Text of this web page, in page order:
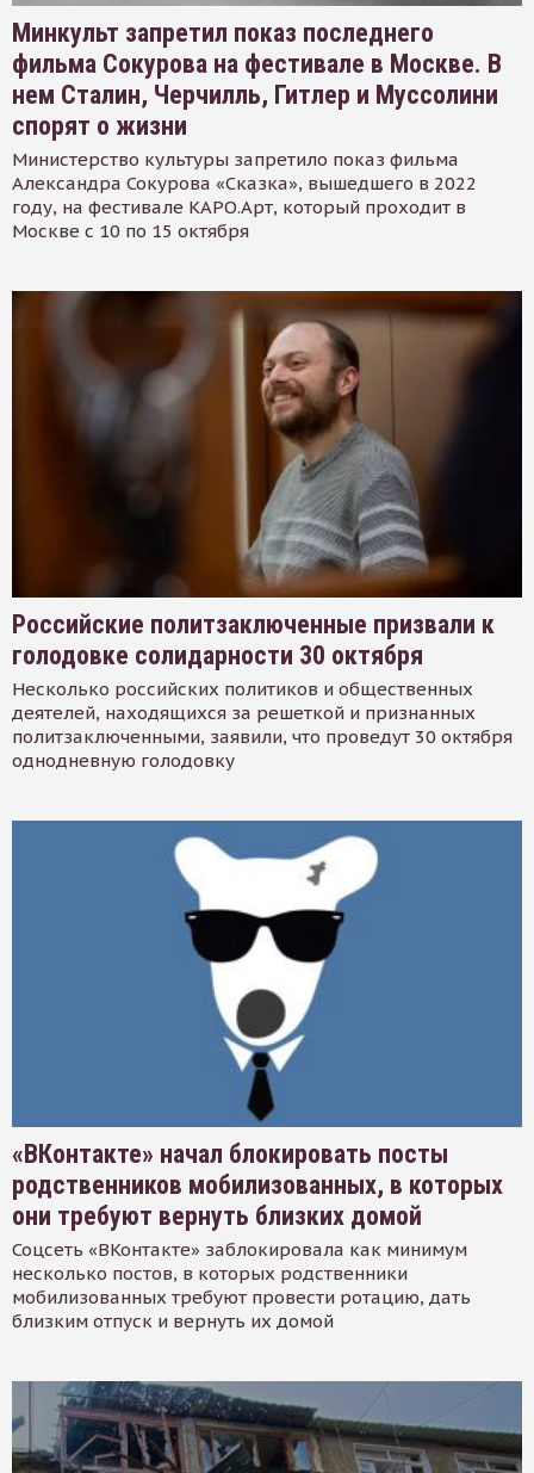
Минкульт запретил показ последнего
фильма Сокурова на фестивале в Москве. В
нем Сталин, Черчилль, Гитлер и Муссолини
спорят о жизни
Министерство культуры запретило показ фильма
Александра Сокурова «Сказка», вышедшего в 2022
году, на фестивале КАРО.Арт, который проходит в
Москве с 10 по 15 октября
Российские политзаключенные призвали к
голодовке солидарности 30 октября
Несколько российских политиков и общественных
деятелей, находящихся за решеткой и признанных
политзаключенными, заявили, что проведут 30 октября
однодневную голодовку
«ВКонтакте» начал блокировать посты
родственников мобилизованных, в которых
они требуют вернуть близких домой
Соцсеть «ВКонтакте» заблокировала как минимум
несколько постов, в которых родственники
мобилизованных требуют провести ротацию, дать
близким отпуск и вернуть их домой